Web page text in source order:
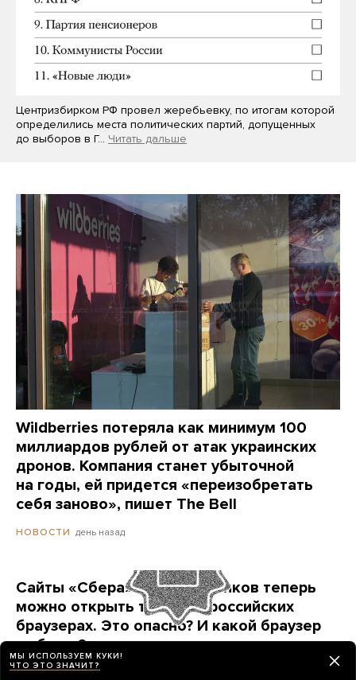
Центризбирком РФ провел жеребьевку, по итогам которой
определились места политических партий, допущенных
до выборов в Г… Читать дальше
Wildberries потеряла как минимум 100
миллиардов рублей от атак украинских
дронов. Компания станет убыточной
на годы, ей придется «переизобретать
себя заново», пишет The Bell
НОВОСТИ день назад
Сайты «Сбера» и других банков теперь
можно открыть только в российских
браузерах. Это опасно? И какой браузер
выбрать?
Короткая инструкция для тех, кто опасается
МЫ ИСПОЛЬЗУЕМ КУКИ!
ЧТО ЭТО ЗНАЧИТ?